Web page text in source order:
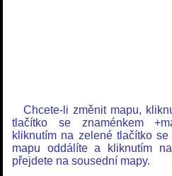
Chcete-li změnit mapu,
tlačítko se znaménkem
kliknutím na zelené tlačítko
mapu oddálíte a kliknutím
přejdete na sousední mapy.